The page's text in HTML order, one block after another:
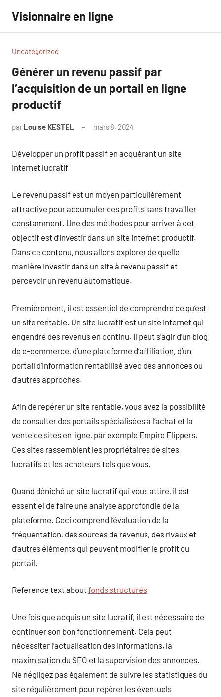
contenu
Visionnaire en ligne
Uncategorized
Générer un revenu passif par
l’acquisition de un portail en ligne
productif
par Louise KESTEL mars 8, 2024
Développer un profit passif en acquérant un site
internet lucratif
Le revenu passif est un moyen particulièrement
attractive pour accumuler des profits sans travailler
constamment. Une des méthodes pour arriver à cet
objectif est d’investir dans un site internet productif.
Dans ce contenu, nous allons explorer de quelle
manière investir dans un site à revenu passif et
percevoir un revenu automatique.
Premièrement, il est essentiel de comprendre ce qu’est
un site rentable. Un site lucratif est un site internet qui
engendre des revenus en continu. Il peut s’agir d’un blog
de e-commerce, d’une plateforme d’affiliation, d’un
portail d’information rentabilisé avec des annonces ou
d’autres approches.
Afin de repérer un site rentable, vous avez la possibilité
de consulter des portails spécialisées à l’achat et la
vente de sites en ligne, par exemple Empire Flippers.
Ces sites rassemblent les propriétaires de sites
lucratifs et les acheteurs tels que vous.
Quand déniché un site lucratif qui vous attire, il est
essentiel de faire une analyse approfondie de la
plateforme. Ceci comprend l’évaluation de la
fréquentation, des sources de revenus, des rivaux et
d’autres éléments qui peuvent modifier le profit du
portail.
Reference text aboutfonds structurés
Une fois que acquis un site lucratif, il est nécessaire de
continuer son bon fonctionnement. Cela peut
nécessiter l’actualisation des informations, la
maximisation du SEO et la supervision des annonces.
Ne négligez pas également de suivre les statistiques du
site régulièrement pour repérer les éventuels